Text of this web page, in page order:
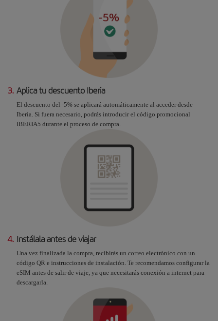
3. Aplica tu descuento Iberia
El descuento del -5% se aplicará automáticamente al acceder desde
Iberia. Si fuera necesario, podrás introducir el código promocional
IBERIA5 durante el proceso de compra.
4. Instálala antes de viajar
Una vez finalizada la compra, recibirás un correo electrónico con un
código QR e instrucciones de instalación. Te recomendamos configurar la
eSIM antes de salir de viaje, ya que necesitarás conexión a internet para
descargarla.